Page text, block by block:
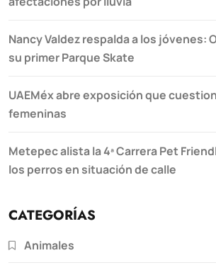
Nancy Valdez respalda a los jóvenes:
su primer Parque Skate
UAEMéx abre exposición que
femeninas
Metepec alista la 4ª Carrera Pet
los perros en situación de calle
CATEGORÍAS
Animales